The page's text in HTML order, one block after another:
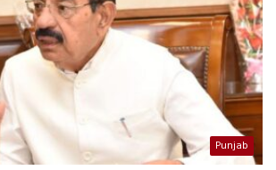
Punjab